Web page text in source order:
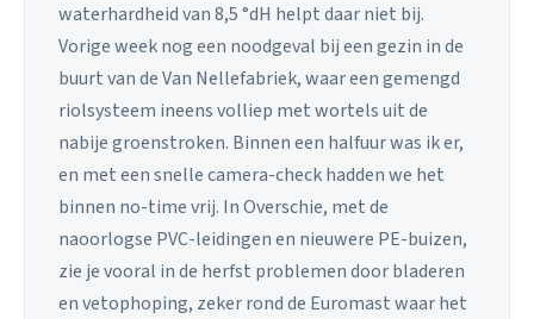
waterhardheid van 8,5 °dH helpt daar niet bij.
Vorige week nog een noodgeval bij een gezin in de
buurt van de Van Nellefabriek, waar een gemengd
riolsysteem ineens volliep met wortels uit de
nabije groenstroken. Binnen een halfuur was ik er,
en met een snelle camera-check hadden we het
binnen no-time vrij. In Overschie, met de
naoorlogse PVC-leidingen en nieuwere PE-buizen,
zie je vooral in de herfst problemen door bladeren
en vetophoping, zeker rond de Euromast waar het